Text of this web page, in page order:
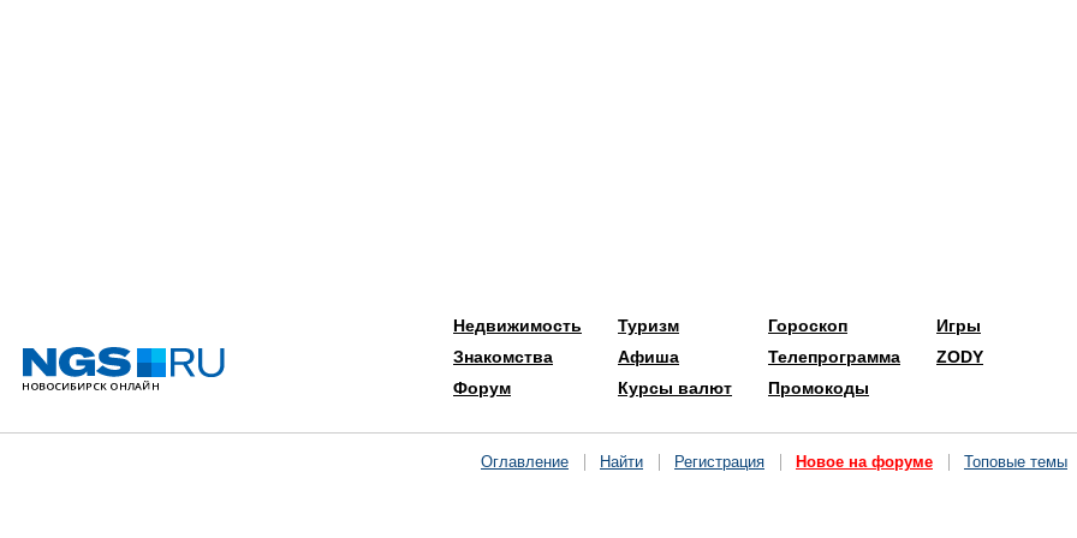
Недвижимость
Знакомства
Форум
Туризм
Афиша
Курсы валют
Гороскоп
Телепрограмма
Промокоды
Игры
ZODY
Оглавление Найти Регистрация Новое на форуме Топовые темы